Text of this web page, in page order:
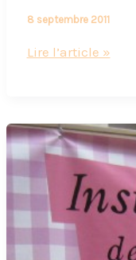
8 septembre 2011
Les
me
font
aimer
la
rentrée
Lire l’article »